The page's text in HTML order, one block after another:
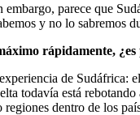
parece que
y no lo sabremos
rápidamente, ¿es
de
todavía está
dentro de los